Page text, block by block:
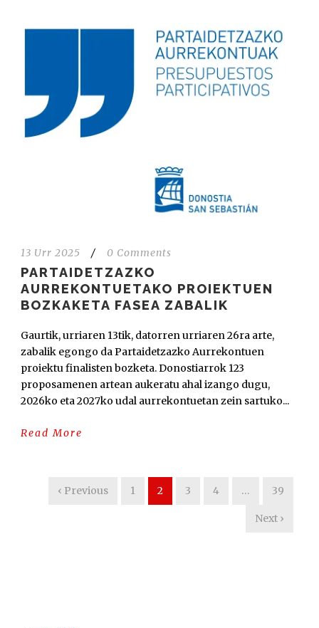
13 Urr 2025 / 0 Comments
PARTAIDETZAZKO
AURREKONTUETAKO PROIEKTUEN
BOZKAKETA FASEA ZABALIK
Gaurtik, urriaren 13tik, datorren urriaren 26ra arte,
zabalik egongo da Partaidetzazko Aurrekontuen
proiektu finalisten bozketa. Donostiarrok 123
proposamenen artean aukeratu ahal izango dugu,
2026ko eta 2027ko udal aurrekontuetan zein sartuko...
Read More
‹ Previous 1 2 3 4 … 39
Next ›